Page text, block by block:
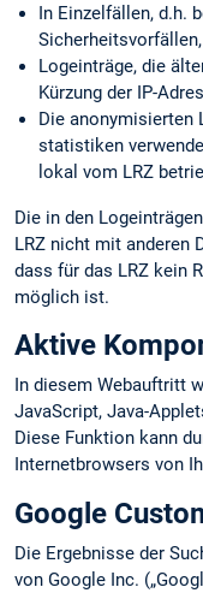
In Einzelfällen, d.h.
Logeinträge, die
Kürzung der IP-
Die anonymisierten
statistiken
lokal vom LRZ
Die in den
LRZ nicht mit anderen
dass für das LRZ kein
möglich ist.
Aktive
In diesem Webauftritt
JavaScript, Java-
Diese Funktion kann
Internetbrowsers von
Google
Die Ergebnisse der
von Google Inc.